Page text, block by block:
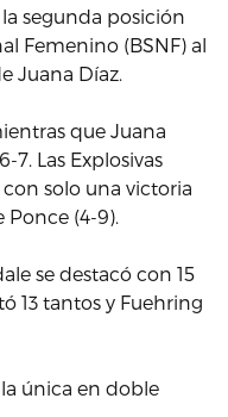
segunda posición
Femenino (BSNF) al
Juana Díaz.
que Juana
7. Las Explosivas
solo una victoria
Ponce (4-9).
se destacó con 15
13 tantos y Fuehring
la única en doble